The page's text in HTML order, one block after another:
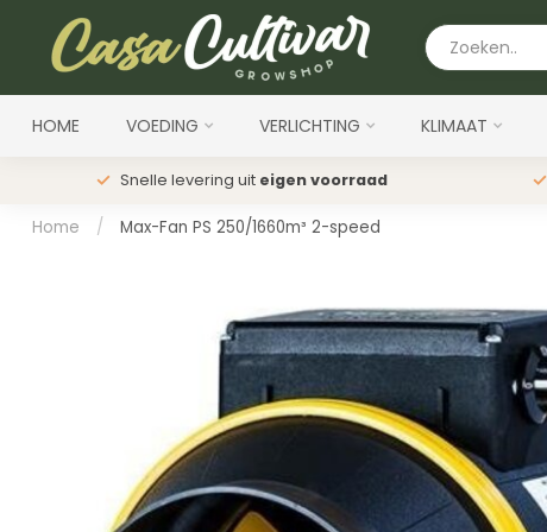
HOME VOEDING VERLICHTING KLIMAAT
Snelle levering uit eigen voorraad
Home / Max-Fan PS 250/1660m³ 2-speed